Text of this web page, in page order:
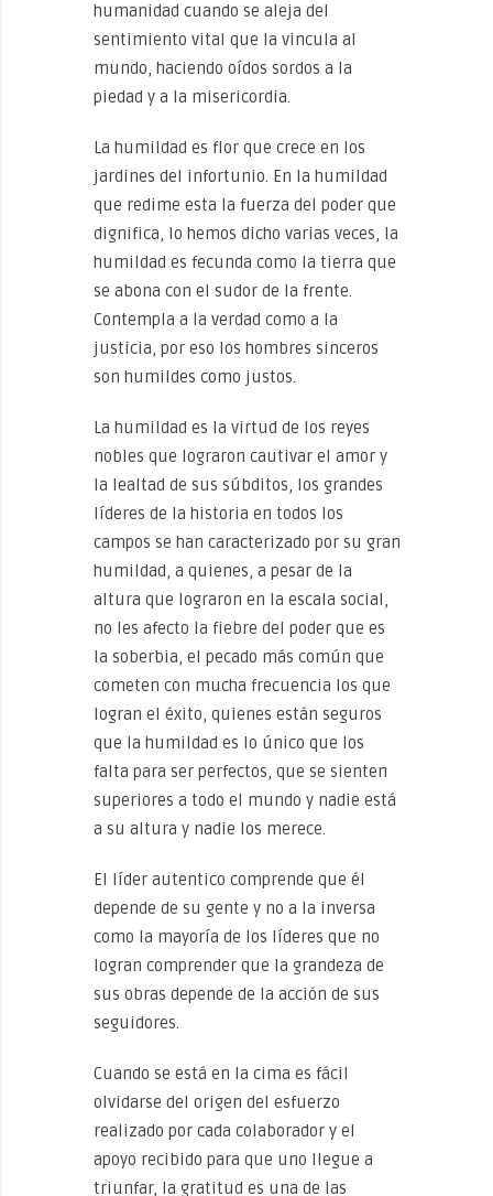
humanidad cuando se aleja del
sentimiento vital que la vincula al
mundo, haciendo oídos sordos a la
piedad y a la misericordia.
La humildad es flor que crece en los
jardines del infortunio. En la humildad
que redime esta la fuerza del poder que
dignifica, lo hemos dicho varias veces, la
humildad es fecunda como la tierra que
se abona con el sudor de la frente.
Contempla a la verdad como a la
justicia, por eso los hombres sinceros
son humildes como justos.
La humildad es la virtud de los reyes
nobles que lograron cautivar el amor y
la lealtad de sus súbditos, los grandes
líderes de la historia en todos los
campos se han caracterizado por su gran
humildad, a quienes, a pesar de la
altura que lograron en la escala social,
no les afecto la fiebre del poder que es
la soberbia, el pecado más común que
cometen con mucha frecuencia los que
logran el éxito, quienes están seguros
que la humildad es lo único que los
falta para ser perfectos, que se sienten
superiores a todo el mundo y nadie está
a su altura y nadie los merece.
El líder autentico comprende que él
depende de su gente y no a la inversa
como la mayoría de los líderes que no
logran comprender que la grandeza de
sus obras depende de la acción de sus
seguidores.
Cuando se está en la cima es fácil
olvidarse del origen del esfuerzo
realizado por cada colaborador y el
apoyo recibido para que uno llegue a
triunfar, la gratitud es una de las